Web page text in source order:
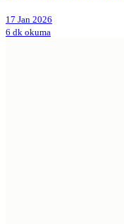
17 Jan 2026
6 dk okuma